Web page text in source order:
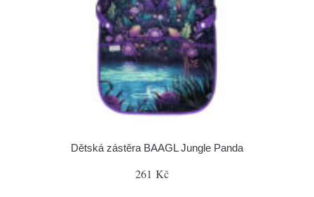
Dětská zástěra BAAGL Jungle Panda
261 Kč